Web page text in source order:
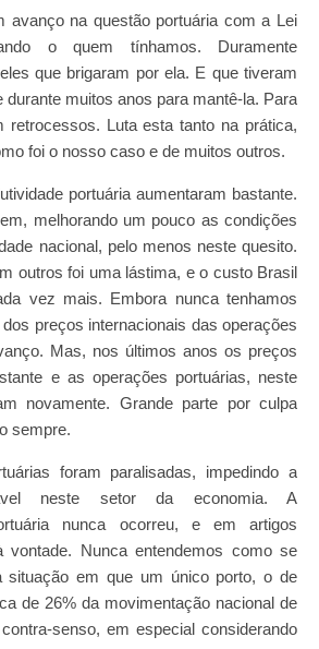
avanço na questão portuária com a Lei
o quem tínhamos. Duramente
que brigaram por ela. E que tiveram
durante muitos anos para mantê-la. Para
retrocessos. Luta esta tanto na prática,
foi o nosso caso e de muitos outros.
portuária aumentaram bastante.
melhorando um pouco as condições
nacional, pelo menos neste quesito.
outros foi uma lástima, e o custo Brasil
vez mais. Embora nunca tenhamos
preços internacionais das operações
Mas, nos últimos anos os preços
e as operações portuárias, neste
novamente. Grande parte por culpa
sempre.
foram paralisadas, impedindo a
neste setor da economia. A
nunca ocorreu, e em artigos
vontade. Nunca entendemos como se
situação em que um único porto, o de
de 26% da movimentação nacional de
senso, em especial considerando